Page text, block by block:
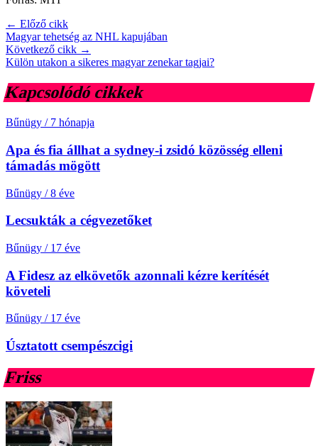
← Előző cikk
Magyar tehetség az NHL kapujában
Következő cikk →
Külön utakon a sikeres magyar zenekar tagjai?
Kapcsolódó cikkek
Bűnügy / 7 hónapja
Apa és fia állhat a sydney-i zsidó közösség elleni
támadás mögött
Bűnügy / 8 éve
Lecsukták a cégvezetőket
Bűnügy / 17 éve
A Fidesz az elkövetők azonnali kézre kerítését
követeli
Bűnügy / 17 éve
Úsztatott csempészcigi
Friss